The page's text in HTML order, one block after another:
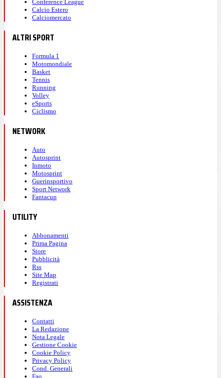
Conference League
Calcio Estero
Calciomercato
ALTRI SPORT
Formula 1
Motomondiale
Basket
Tennis
Running
Volley
eSports
Ciclismo
NETWORK
Auto
Autosprint
Inmoto
Motosprint
Guerinsportivo
Sport Network
Fantacup
UTILITY
Abbonamenti
Prima Pagina
Store
Pubblicità
Rss
Site Map
Registrati
ASSISTENZA
Contatti
La Redazione
Nota Legale
Gestione Cookie
Cookie Policy
Privacy Policy
Cond. Generali
Faq